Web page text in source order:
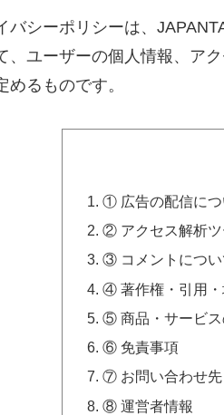
バシーポリシーは、
、ユーザーの個人情報、ア
めるものです。
① 広告の配信につ
② アクセス解析ツ
③ コメントについ
④ 著作権・引用・
⑤ 商品・サービス
⑥ 免責事項
⑦ お問い合わせ先
⑧ 運営者情報